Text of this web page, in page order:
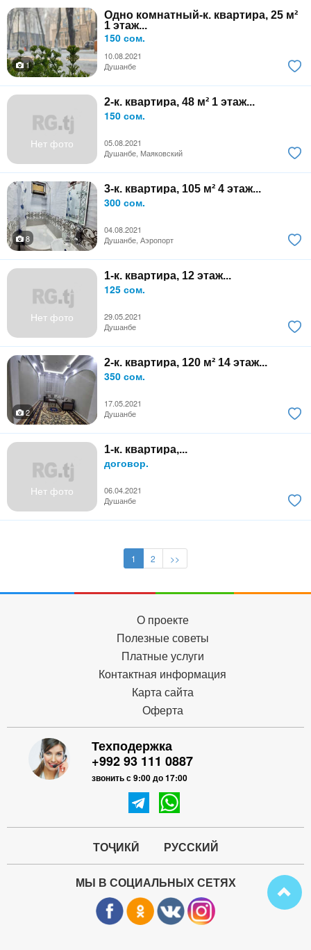
Одно комнатный-к. квартира, 25 м²
1 этаж...
150 сом.
10.08.2021
1
Душанбе
Нет фото
2-к. квартира, 48 м² 1 этаж...
150 сом.
05.08.2021
Душанбе, Маяковский
3-к. квартира, 105 м² 4 этаж...
300 сом.
04.08.2021
8
Душанбе, Аэропорт
Нет фото
1-к. квартира, 12 этаж...
125 сом.
29.05.2021
Душанбе
2-к. квартира, 120 м² 14 этаж...
350 сом.
17.05.2021
2
Душанбе
Нет фото
1-к. квартира,...
договор.
06.04.2021
Душанбе
1 2 >>
О проекте
Полезные советы
Платные услуги
Контактная информация
Карта сайта
Оферта
Техподержка
+992 93 111 0887
звонить с 9:00 до 17:00
ТОҶИКӢ РУССКИЙ
МЫ В СОЦИАЛЬНЫХ СЕТЯХ